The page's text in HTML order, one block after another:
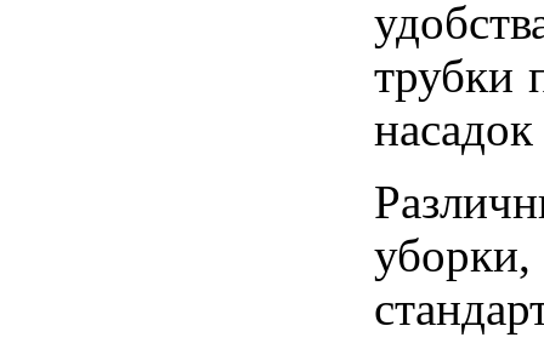
трубки